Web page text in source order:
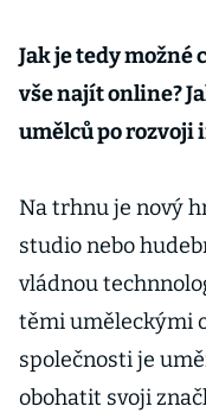
Jak je tedy
vše najít online?
umělců po rozvoji
Na trhnu je nový
studio nebo
vládnou
těmi uměleckými
společnosti je
obohatit svoji